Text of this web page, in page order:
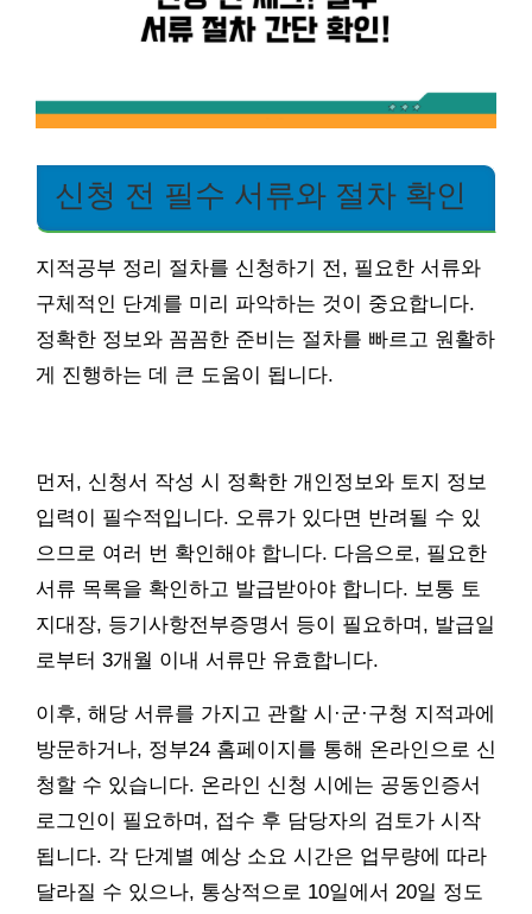
신청 전 필수 서류와 절차 확인
지적공부 정리 절차를 신청하기 전, 필요한 서류와
구체적인 단계를 미리 파악하는 것이 중요합니다.
정확한 정보와 꼼꼼한 준비는 절차를 빠르고 원활하
게 진행하는 데 큰 도움이 됩니다.
먼저, 신청서 작성 시 정확한 개인정보와 토지 정보
입력이 필수적입니다. 오류가 있다면 반려될 수 있
으므로 여러 번 확인해야 합니다. 다음으로, 필요한
서류 목록을 확인하고 발급받아야 합니다. 보통 토
지대장, 등기사항전부증명서 등이 필요하며, 발급일
로부터 3개월 이내 서류만 유효합니다.
이후, 해당 서류를 가지고 관할 시·군·구청 지적과에
방문하거나, 정부24 홈페이지를 통해 온라인으로 신
청할 수 있습니다. 온라인 신청 시에는 공동인증서
로그인이 필요하며, 접수 후 담당자의 검토가 시작
됩니다. 각 단계별 예상 소요 시간은 업무량에 따라
달라질 수 있으나, 통상적으로 10일에서 20일 정도